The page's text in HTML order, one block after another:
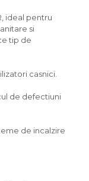
ideal pentru
si
tip de
casnici.
de defectiuni
de incalzire